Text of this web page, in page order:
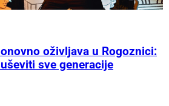
oživljava u Rogoznici:
sve generacije